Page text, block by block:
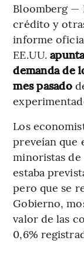
Bloomberg —
crédito y
informe
EE.UU.
demanda de
mes pasado
Los
preveían que
minoristas
estaba
pero que se
Gobierno,
valor de las
0,6%